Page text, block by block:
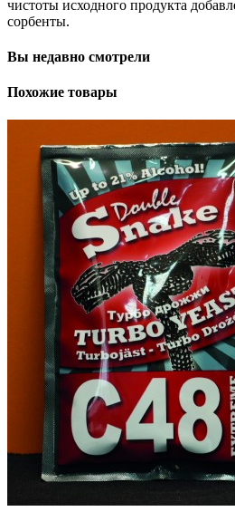
чистоты исходного продукта
сорбенты.
Вы недавно смотрели
Похожие товары